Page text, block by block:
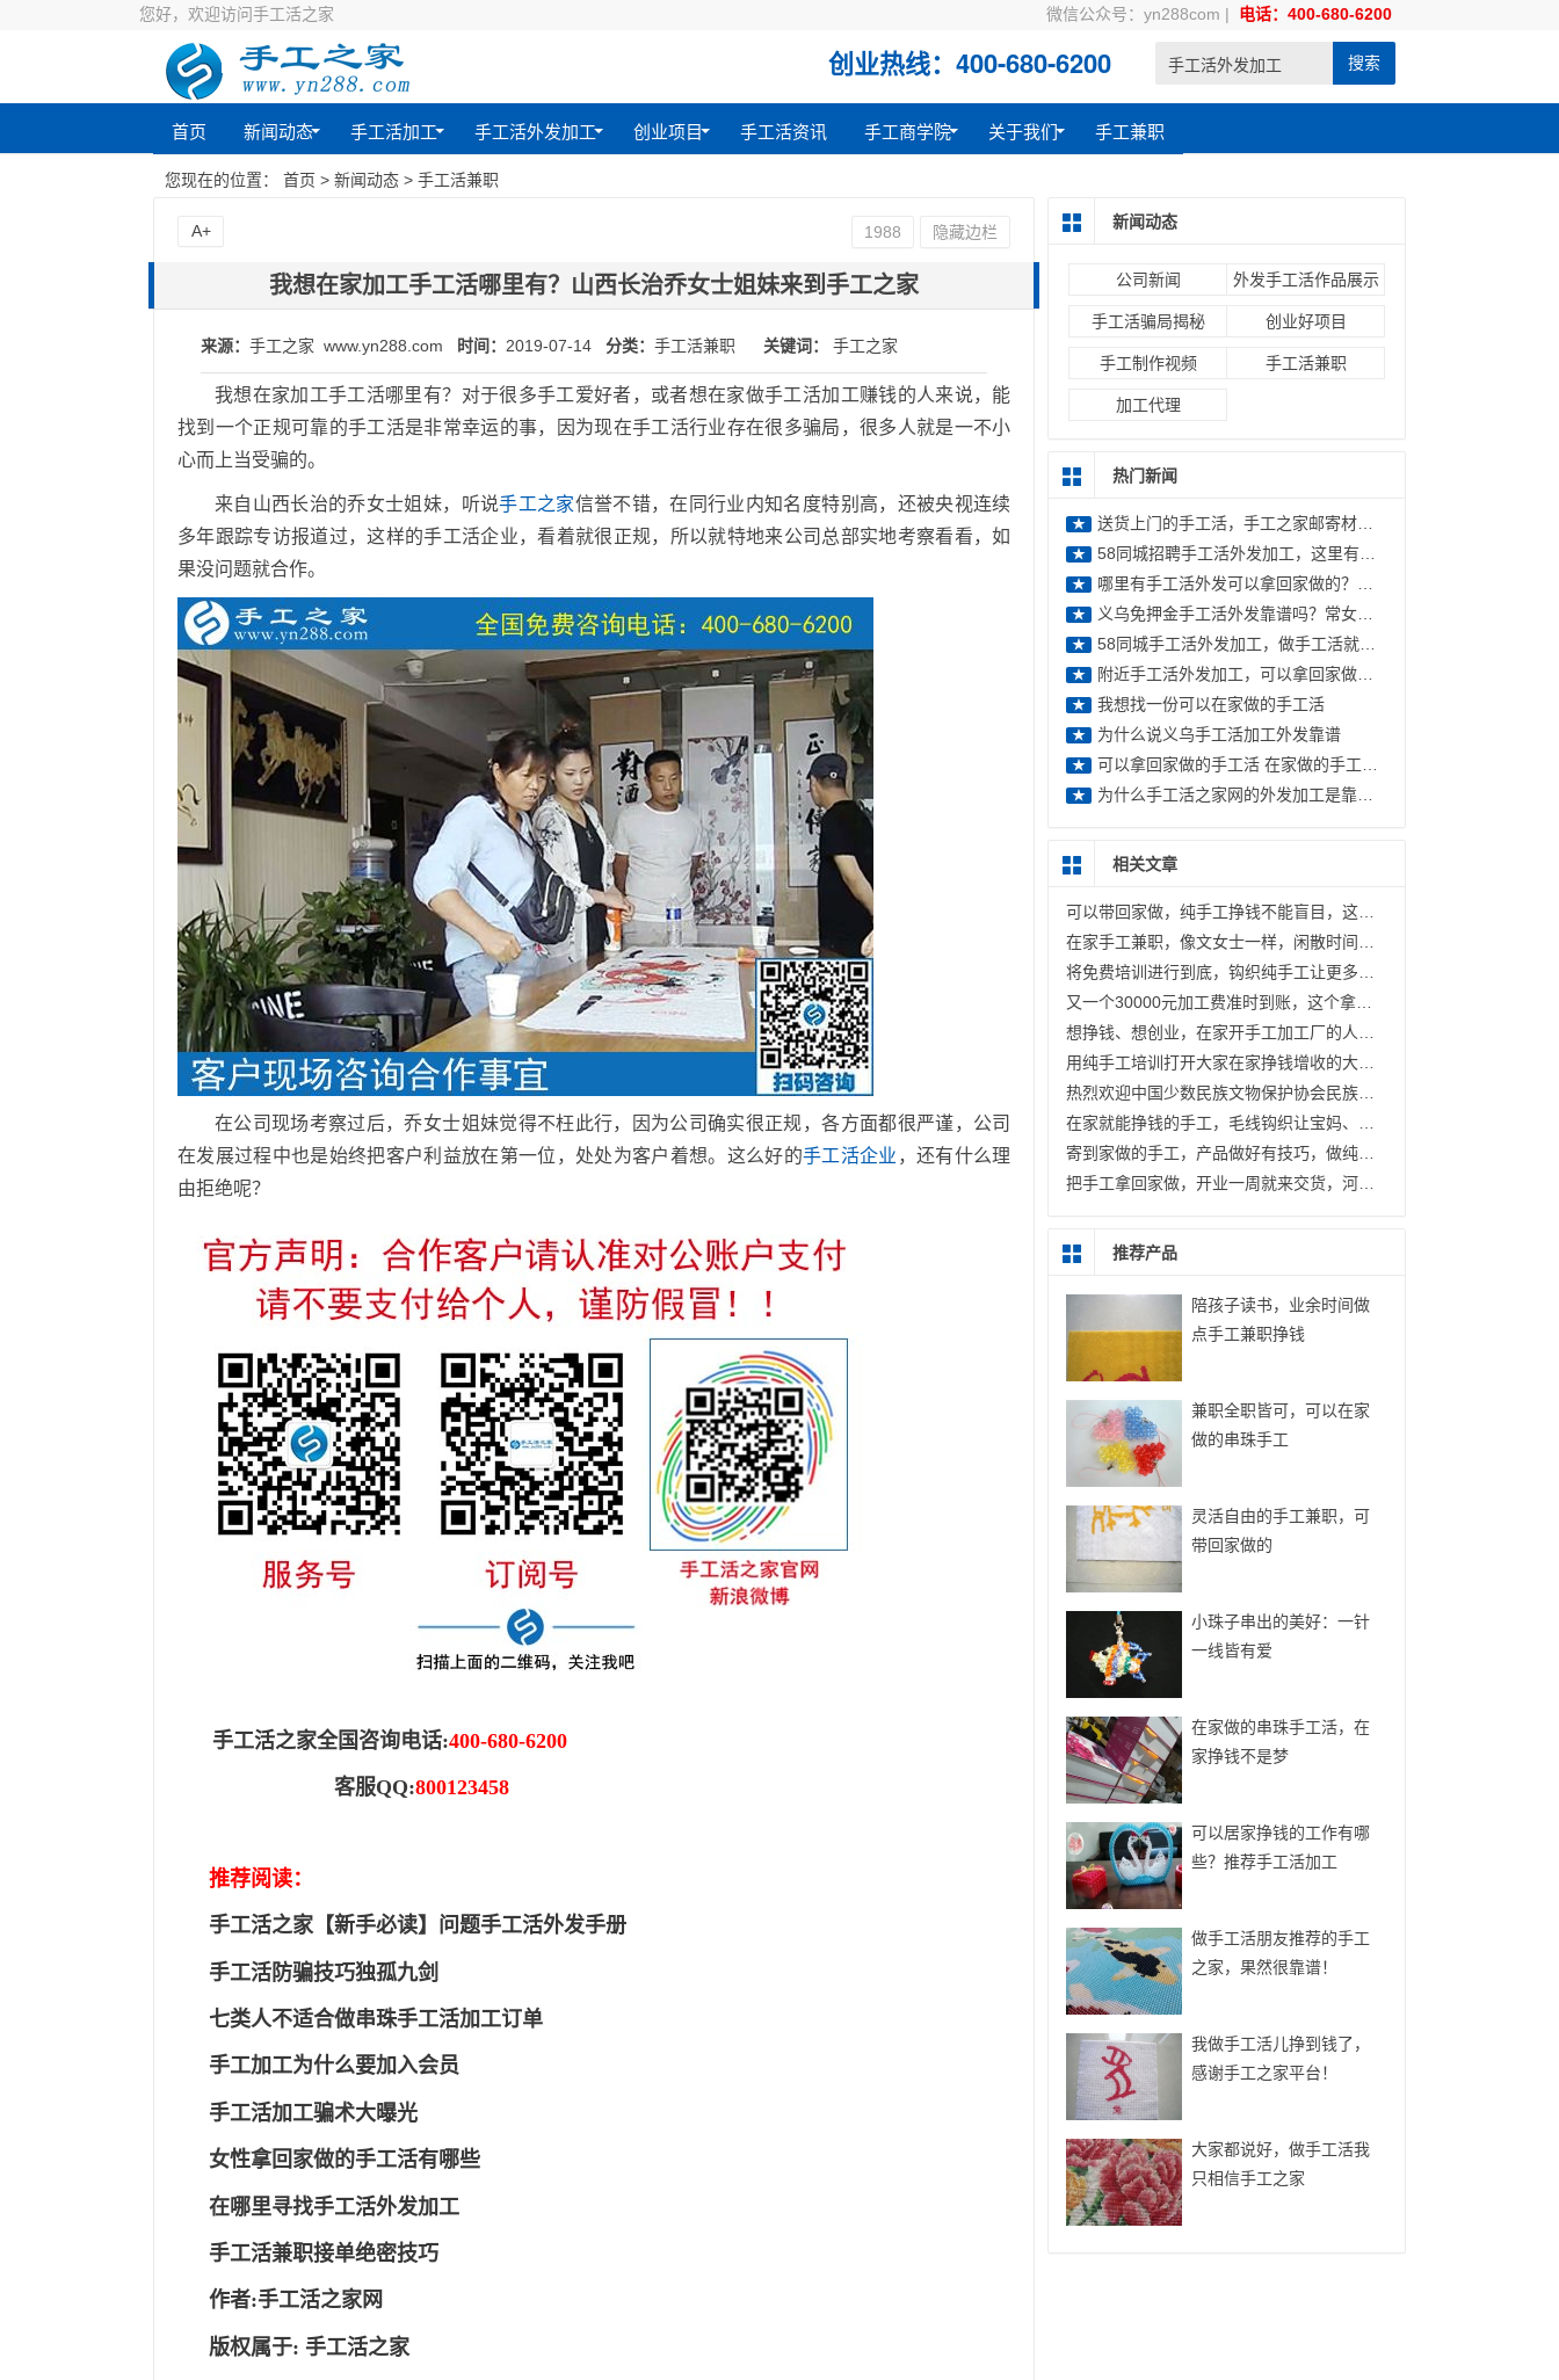
您好，欢迎访问手工活之家 微信公众号：yn288com | 电话：400-680-6200
搜索
创业热线：400-680-6200
首页 新闻动态 手工活加工 手工活外发加工 创业项目 手工活资讯 手工商学院 关于我们 手工兼职
您现在的位置： 首页 > 新闻动态 > 手工活兼职
我想在家加工手工活哪里有？山西长治乔女士姐妹来到手工之家
来源： 手工之家 www.yn288.com 时间： 2019-07-14 分类： 手工活兼职 关键词： 手工之家
我想在家加工手工活哪里有？对于很多手工爱好者，或者想在家做手工活加工赚钱的人来说，能
找到一个正规可靠的手工活是非常幸运的事，因为现在手工活行业存在很多骗局，很多人就是一不小
心而上当受骗的。
来自山西长治的乔女士姐妹，听说手工之家信誉不错，在同行业内知名度特别高，还被央视连续
多年跟踪专访报道过，这样的手工活企业，看着就很正规，所以就特地来公司总部实地考察看看，如
果没问题就合作。
在公司现场考察过后，乔女士姐妹觉得不枉此行，因为公司确实很正规，各方面都很严谨，公司
在发展过程中也是始终把客户利益放在第一位，处处为客户着想。这么好的手工活企业 ，还有什么理
由拒绝呢？
手工活之家全国咨询电话:400-680-6200
客服QQ:800123458
推荐阅读：
手工活之家【新手必读】问题手工活外发手册
手工活防骗技巧独孤九剑
七类人不适合做串珠手工活加工订单
手工加工为什么要加入会员
手工活加工骗术大曝光
女性拿回家做的手工活有哪些
在哪里寻找手工活外发加工
手工活兼职接单绝密技巧
作者:手工活之家网
版权属于: 手工活之家
1988 隐藏边栏
A+ 新闻动态
公司新闻 外发手工活作品展示
手工活骗局揭秘 创业好项目
手工制作视频 手工活兼职
加工代理
热门新闻
★ 送货上门的手工活，手工之家邮寄材料送到家
★ 58同城招聘手工活外发加工，这里有你想要的手工活
★ 哪里有手工活外发可以拿回家做的？手工爱好者告诉你
★ 义乌免押金手工活外发靠谱吗？常女士更相信本地企业手工之家
★ 58同城手工活外发加工，做手工活就找手工之家
★ 附近手工活外发加工，可以拿回家做的手工活
★ 我想找一份可以在家做的手工活
★ 为什么说义乌手工活加工外发靠谱
★ 可以拿回家做的手工活 在家做的手工活有哪些
★ 为什么手工活之家网的外发加工是靠谱的兼职
相关文章
推荐产品
陪孩子读书，业余时间做
点手工兼职挣钱
兼职全职皆可，可以在家
做的串珠手工
灵活自由的手工兼职，可
带回家做的
小珠子串出的美好：一针
一线皆有爱
在家做的串珠手工活，在
家挣钱不是梦
可以居家挣钱的工作有哪
些？推荐手工活加工
做手工活朋友推荐的手工
之家，果然很靠谱！
我做手工活儿挣到钱了，
感谢手工之家平台！
大家都说好，做手工活我
只相信手工之家